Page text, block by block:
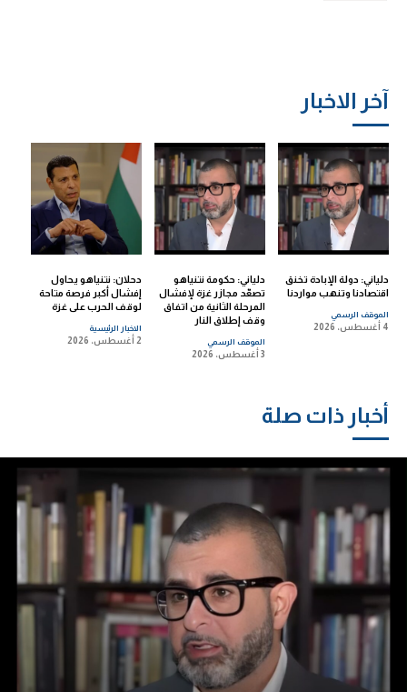
آخر الاخبار
دلياني: دولة الإبادة تخنق
اقتصادنا وتنهب مواردنا
الموقف الرسمي
4 أغسطس، 2026
دلياني: حكومة نتنياهو
تصعّد مجازر غزة لإفشال
المرحلة الثانية من اتفاق
وقف إطلاق النار
الموقف الرسمي
3 أغسطس، 2026
دحلان: نتنياهو يحاول
إفشال أكبر فرصة متاحة
لوقف الحرب على غزة
الاخبار الرئيسية
2 أغسطس، 2026
أخبار ذات صلة